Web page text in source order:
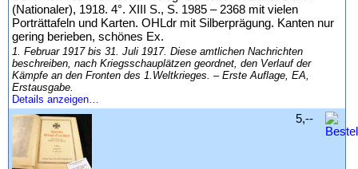
(Nationaler), 1918. 4°. XIII S., S. 1985 – 2368 mit vielen
Porträttafeln und Karten. OHLdr mit Silberprägung. Kanten nur
gering berieben, schönes Ex.
1. Februar 1917 bis 31. Juli 1917. Diese amtlichen Nachrichten
beschreiben, nach Kriegsschauplätzen geordnet, den Verlauf der
Kämpfe an den Fronten des 1.Weltkrieges. – Erste Auflage, EA,
Erstausgabe.
Details anzeigen…
5,--